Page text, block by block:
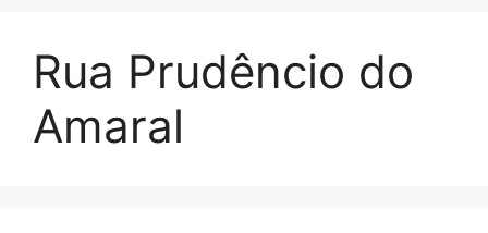
Rua Prudêncio do
Amaral